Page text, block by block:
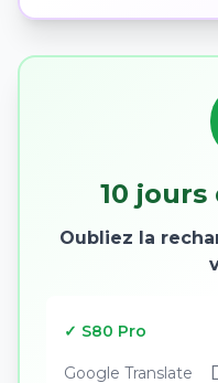
10
Oubliez la
✓ S80 Pro
Google Translate